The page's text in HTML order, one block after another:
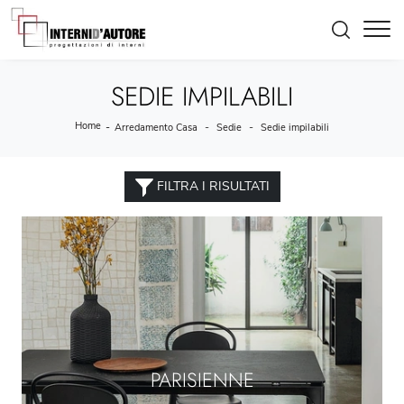
SEDIE IMPILABILI
Home - Arredamento Casa - Sedie - Sedie impilabili
FILTRA I RISULTATI
PARISIENNE